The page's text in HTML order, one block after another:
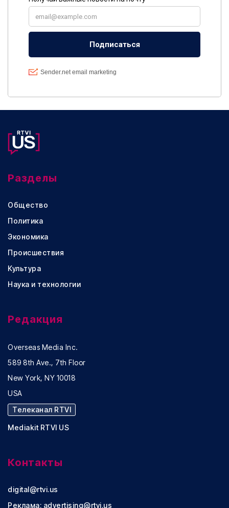
Разделы
Общество
Политика
Экономика
Происшествия
Культура
Наука и технологии
Редакция
Overseas Media Inc.
589 8th Ave., 7th Floor
New York, NY 10018
USA
Телеканал RTVI
Mediakit RTVI US
Контакты
digital@rtvi.us
Реклама: advertising@rtvi.us